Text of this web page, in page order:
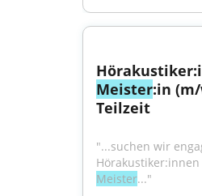
Meister:in
Teilzeit
"...suchen wir
Meister..."